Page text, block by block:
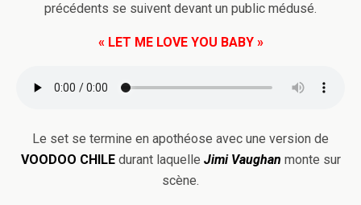
précédents se suivent devant un public médusé.
« LET ME LOVE YOU BABY »
Le set se termine en apothéose avec une version de
VOODOO CHILEdurant laquelle Jimi Vaughan monte sur
scène.